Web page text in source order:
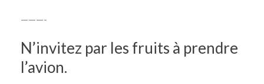
———-
N’invitez par les fruits à prendre
l’avion.